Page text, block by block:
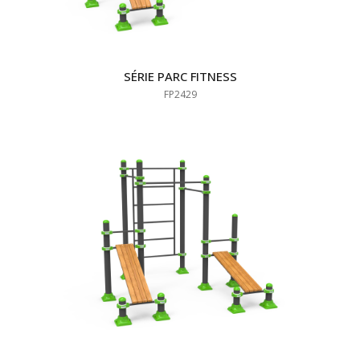
SÉRIE PARC FITNESS
FP2429